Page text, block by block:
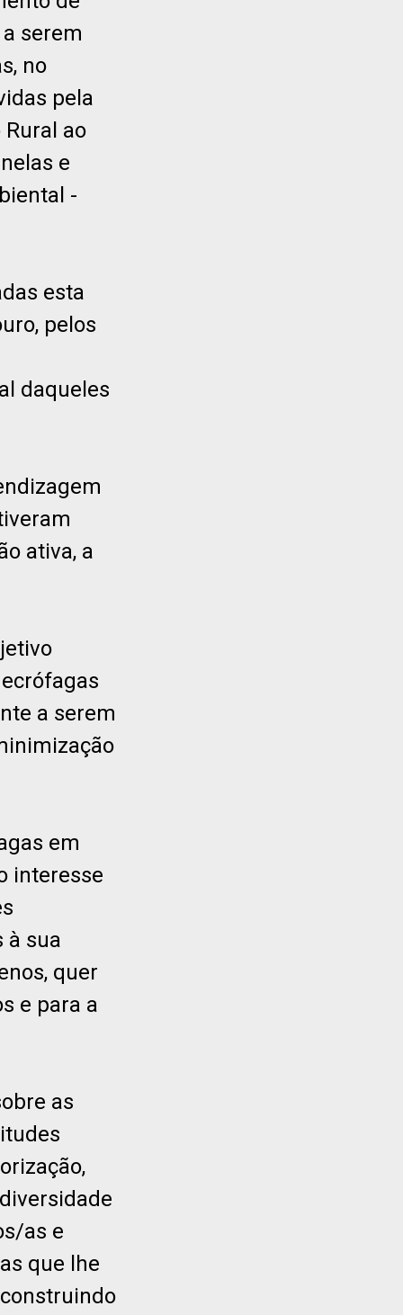
serem
no
pela
ao
e
-
esta
pelos
daqueles
ativa, a
a serem
em
interesse
à sua
quer
e para a
as
as e
que lhe